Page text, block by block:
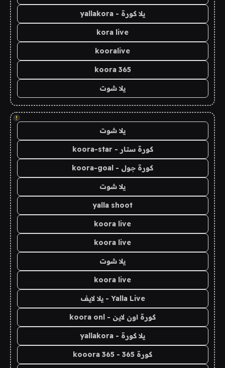
يلا كورة - yallakora
kora live
kooralive
koora 365
يلا شوت
!
يلا شوت
كورة ستار - koora-star
كورة جول - koora-goal
يلا شوت
yalla shoot
koora live
koora live
يلا شوت
koora live
Yalla Live - يلا لايف
كورة اون لاين - koora onl
يلا كورة - yallakora
كورة 365 - kooora 365